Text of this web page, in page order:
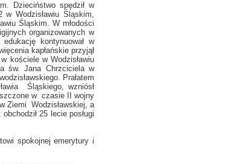
Dzieciństwo spędził w
w Wodzisławiu Śląskim,
Śląskim. W młodości
organizowanych w
kontynuował w
kapłańskie przyjął
kościele w Wodzisławiu
św. Jana Chrzciciela w
Prałatem
Śląskiego, wzniósł
w czasie II wojny
Ziemi Wodzisławskiej, a
25 lecie posługi
spokojnej emerytury i